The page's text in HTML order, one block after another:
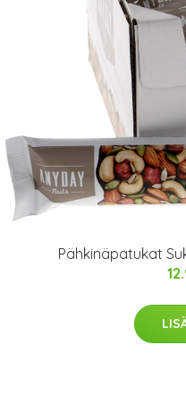
Pähkinäpatukat